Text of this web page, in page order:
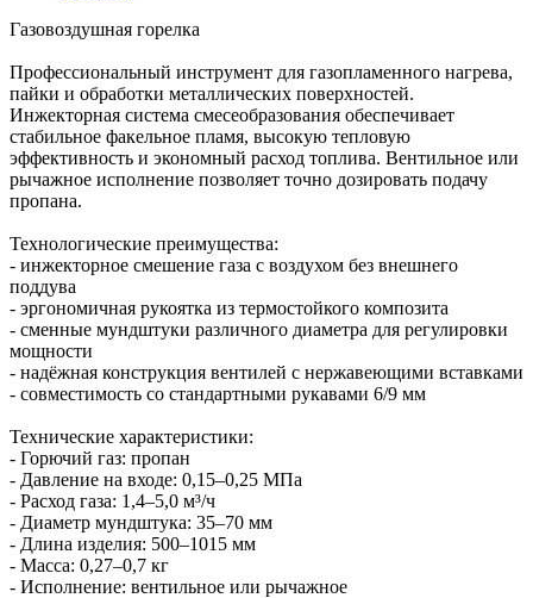
Газовоздушная горелка
Профессиональный инструмент для газопламенного нагрева,
пайки и обработки металлических поверхностей.
Инжекторная система смесеобразования обеспечивает
стабильное факельное пламя, высокую тепловую
эффективность и экономный расход топлива. Вентильное или
рычажное исполнение позволяет точно дозировать подачу
пропана.
Технологические преимущества:
- инжекторное смешение газа с воздухом без внешнего
поддува
- эргономичная рукоятка из термостойкого композита
- сменные мундштуки различного диаметра для регулировки
мощности
- надёжная конструкция вентилей с нержавеющими вставками
- совместимость со стандартными рукавами 6/9 мм
Технические характеристики:
- Горючий газ: пропан
- Давление на входе: 0,15–0,25 МПа
- Расход газа: 1,4–5,0 м³/ч
- Диаметр мундштука: 35–70 мм
- Длина изделия: 500–1015 мм
- Масса: 0,27–0,7 кг
- Исполнение: вентильное или рычажное